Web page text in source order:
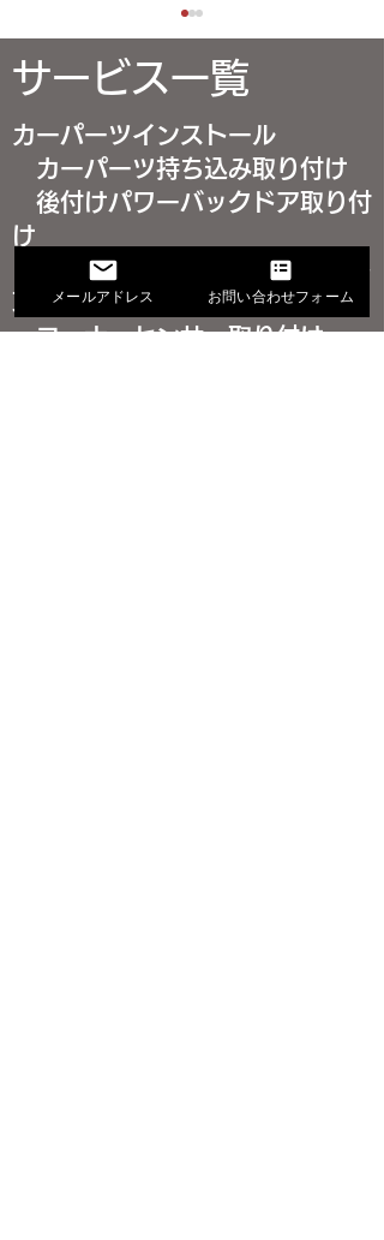
30アルファード スピーカ
ー交換取り付け（サウン
ドアップ施工）｜車内の
サービス一覧
カーパーツインストール
カーパーツ持ち込み取り付け
後付けパワーバックドア取り付
け
後付けプッシュスタートキット
取り付け
コーナーセンサー取り付け
メールアドレス お問い合わせフォーム